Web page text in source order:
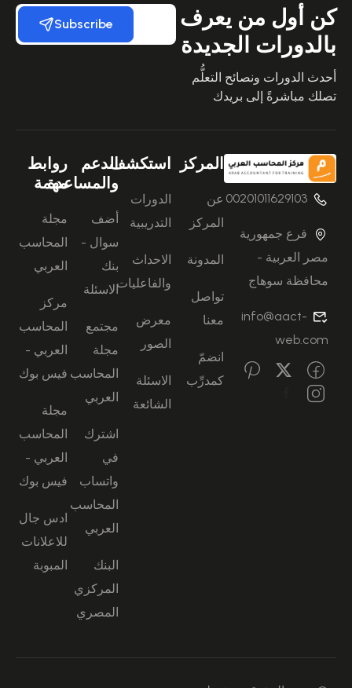
كن أول من يعرف
بالدورات الجديدة
أحدث الدورات ونصائح التعلُّم
تصلك مباشرةً إلى بريدك
Subscribe
00201011629103
فرع جمهورية
مصر العربية -
محافظة سوهاج
info@aact-
web.com
المركز
عن
المركز
المدونة
تواصل
معنا
انضمّ
كمدرِّب
استكشف
الدورات
التدريبية
الاحداث
والفاعليات
معرض
الصور
الاسئلة
الشائعة
الدعم
والمساعدة
أضف
سوال -
بنك
الاسئلة
مجتمع
مجلة
المحاسب
العربي
اشترك
في
واتساب
المحاسب
العربي
البنك
المركزي
المصري
روابط
مهمة
مجلة
المحاسب
العربي
مركز
المحاسب
العربي -
فيس بوك
مجلة
المحاسب
العربي -
فيس بوك
ادس جال
للاعلانات
المبوبة